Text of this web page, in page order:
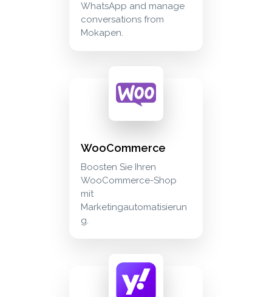
WhatsApp and manage
conversations from
Mokapen.
woocommerce boosten sie ihren
ecommerce
WooCommerce
Boosten Sie Ihren
WooCommerce-Shop
mit
Marketingautomatisierun
g.
yahoo! mail e-mails von ihrem yahoo! mail-
communication